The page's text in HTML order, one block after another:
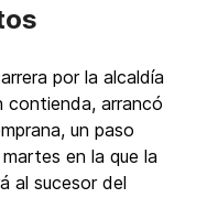
por la alcaldía
contienda, arrancó
un paso
en la que la
al sucesor del